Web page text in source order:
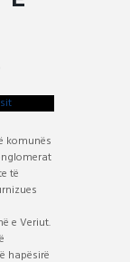
komunës
të
e Veriut.
hapësirë